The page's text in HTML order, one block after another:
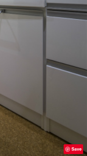
Save